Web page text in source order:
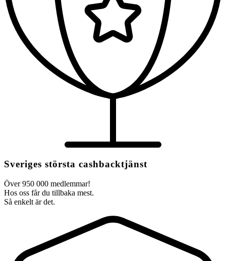
Sveriges största cashbacktjänst
Över 950 000 medlemmar!
Hos oss får du tillbaka mest.
Så enkelt är det.